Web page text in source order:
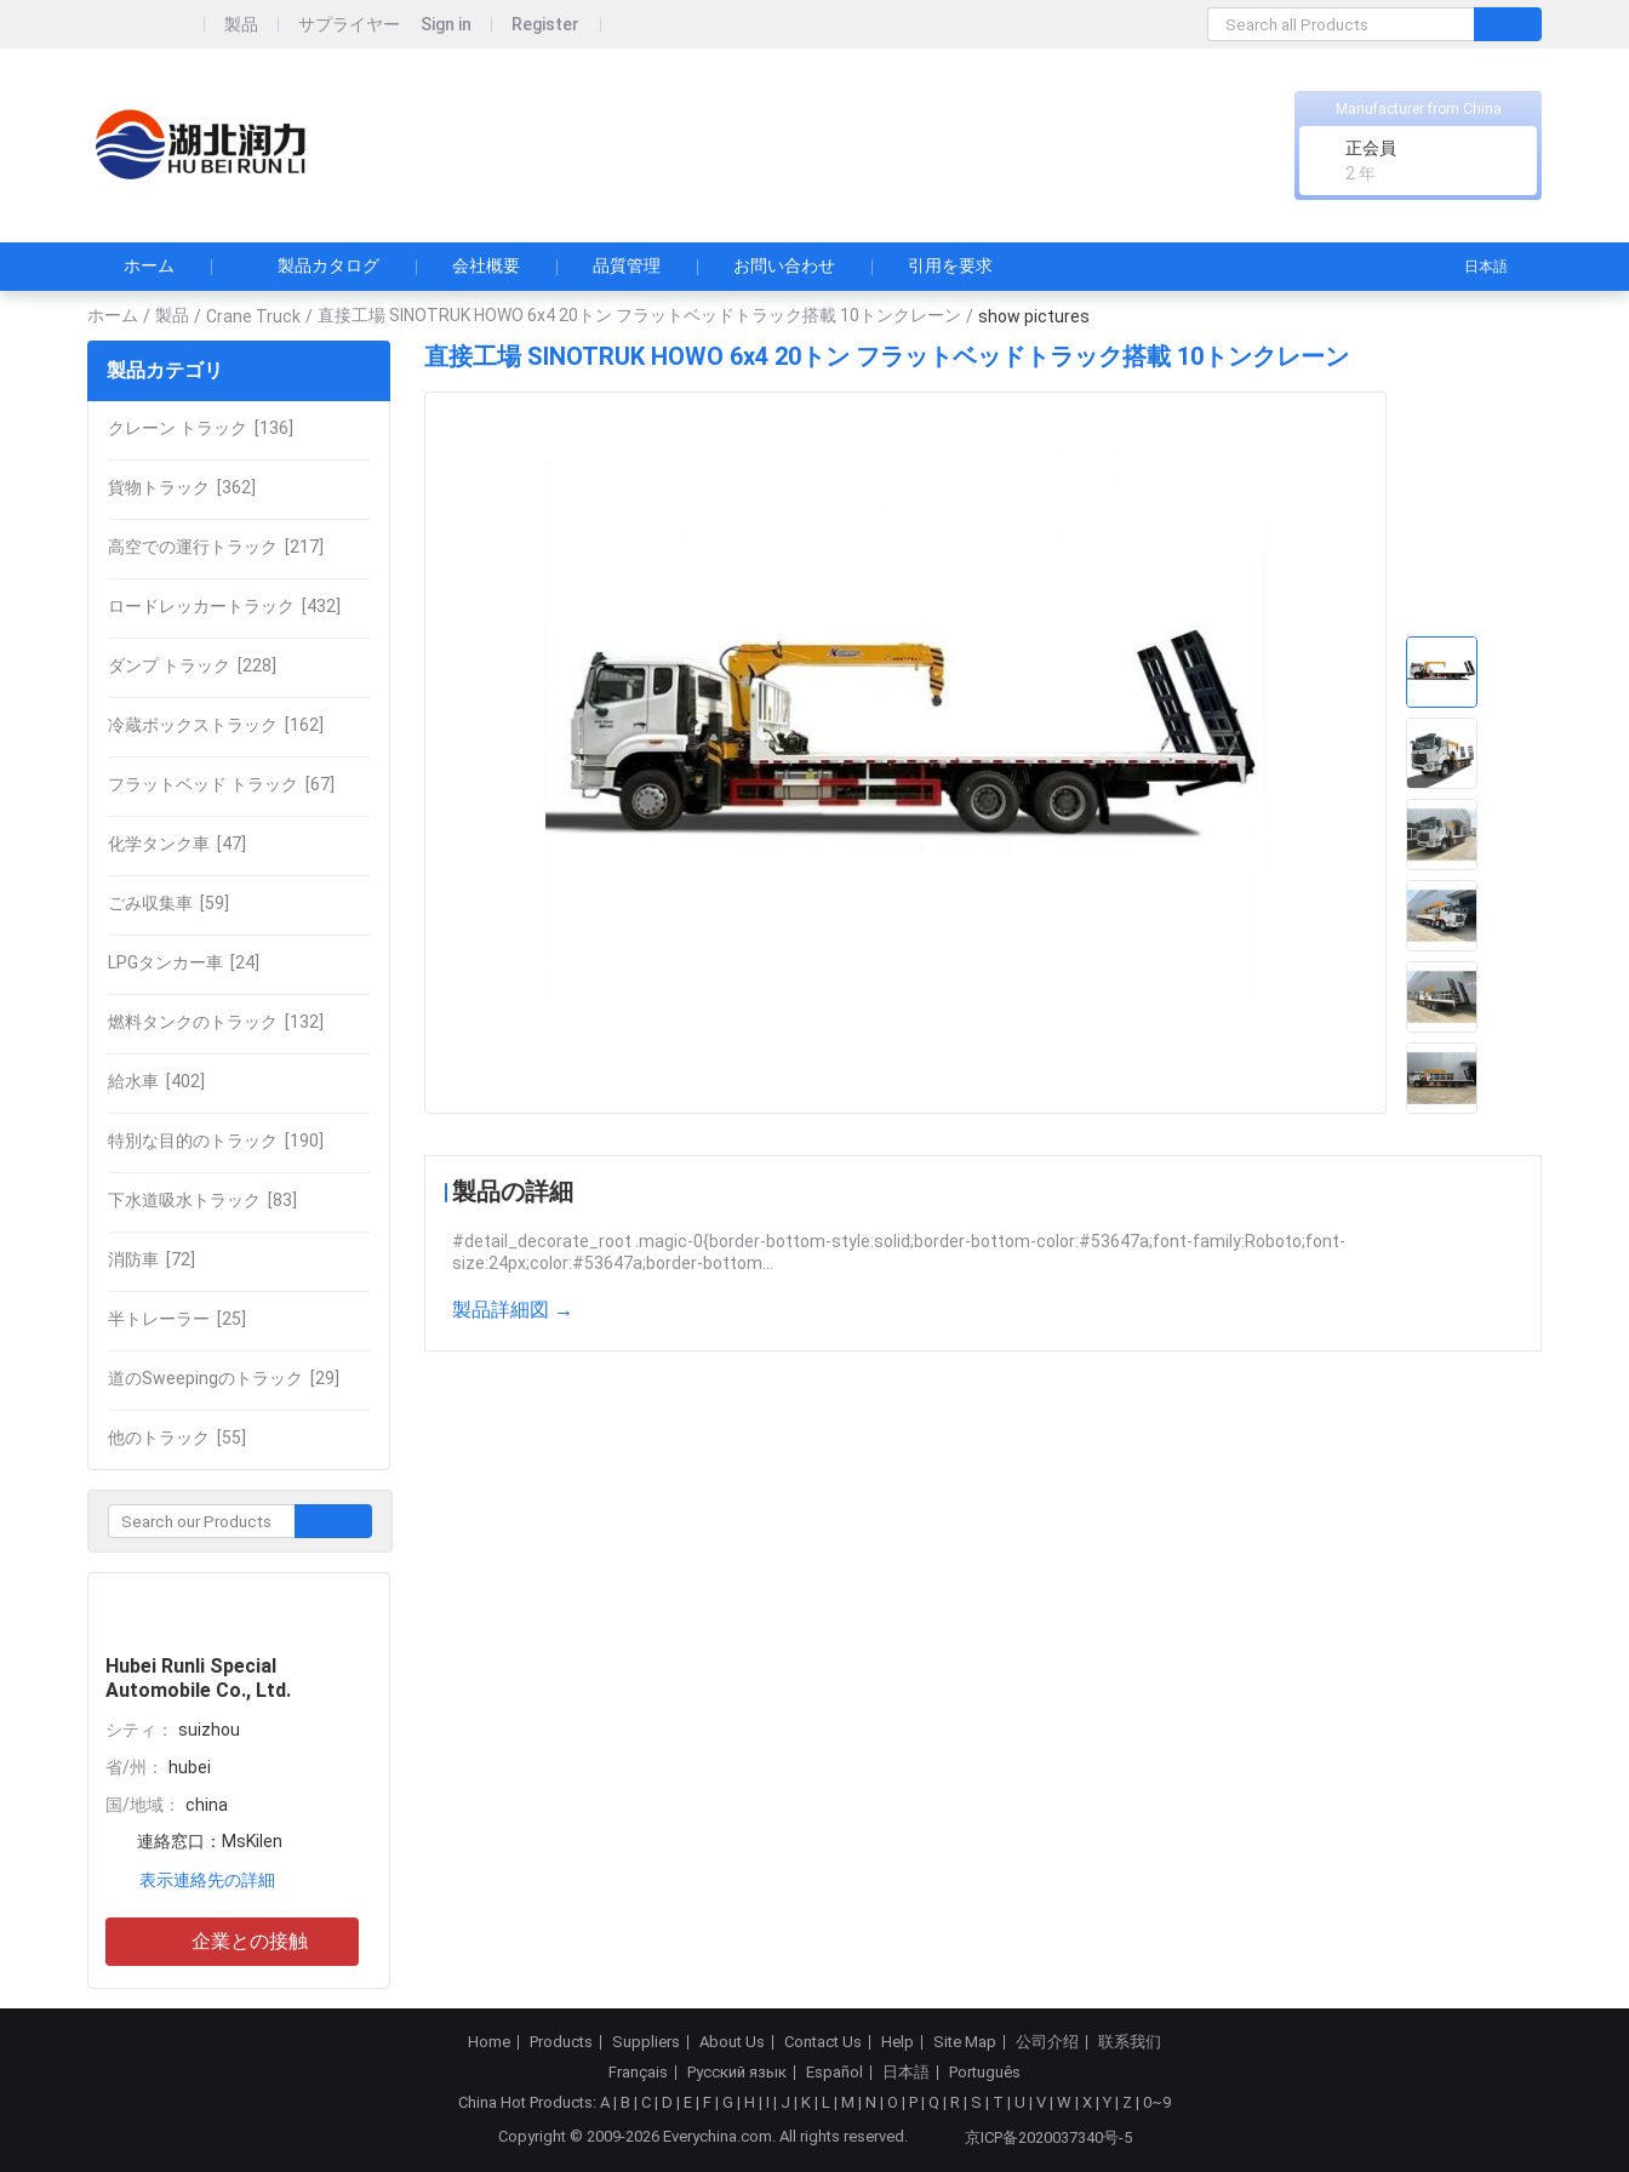
製品 サプライヤー Sign in Register
Manufacturer from China
正会員
2 年
ホーム 製品カタログ 会社概要 品質管理 お問い合わせ 引用を要求 日本語
ホーム / 製品 / Crane Truck / 直接工場 SINOTRUK HOWO 6x4 20トン フラットベッドトラック搭載 10トンクレーン / show pictures
製品カテゴリ
クレーン トラック [136]
貨物トラック [362]
高空での運行トラック [217]
ロードレッカートラック [432]
ダンプ トラック [228]
冷蔵ボックストラック [162]
フラットベッド トラック [67]
化学タンク車 [47]
ごみ収集車 [59]
LPGタンカー車 [24]
燃料タンクのトラック [132]
給水車 [402]
特別な目的のトラック [190]
下水道吸水トラック [83]
消防車 [72]
半トレーラー [25]
道のSweepingのトラック [29]
他のトラック [55]
Hubei Runli Special
Automobile Co., Ltd.
シティ：
suizhou
省/州：
hubei
国/地域：
china
連絡窓口： MsKilen
表示連絡先の詳細
企業との接触
直接工場 SINOTRUK HOWO 6x4 20トン フラットベッドトラック搭載 10トンクレーン
製品の詳細
#detail_decorate_root .magic-0{border-bottom-style:solid;border-bottom-color:#53647a;font-family:Roboto;font-
size:24px;color:#53647a;border-bottom...
製品詳細図 →
Home Products Suppliers About Us Contact Us Help Site Map 公司介绍
联系我们
Français
Русский язык Español 日本語
Português
China Hot Products: A | B | C | D | E | F | G | H | I | J | K | L | M | N | O | P | Q | R | S | T | U | V | W | X | Y | Z | 0~9
Copyright © 2009-2026 Everychina.com. All rights reserved.
京ICP备2020037340号-5